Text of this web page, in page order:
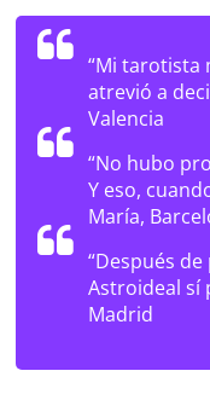
“Mi tarotista
atrevió a
Valencia
“No hubo
Y eso,
María,
“Después
Astroideal
Madrid